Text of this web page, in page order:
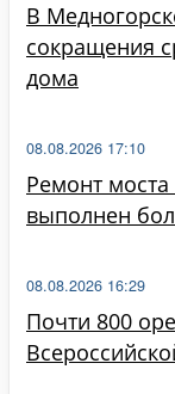
В
сокращения
дома
Ремонт
выполнен
08.08.2026 17:10
Почти 800
08.08.2026 16:29